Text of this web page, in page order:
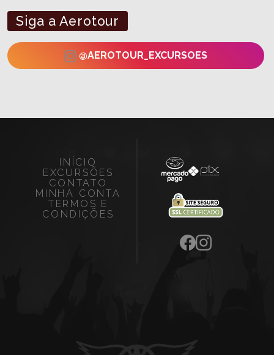
Siga a Aerotour
@AEROTOUR_EXCURSOES
INÍCIO
EXCURSÕES
CONTATO
MINHA CONTA
TERMOS E
CONDIÇÕES